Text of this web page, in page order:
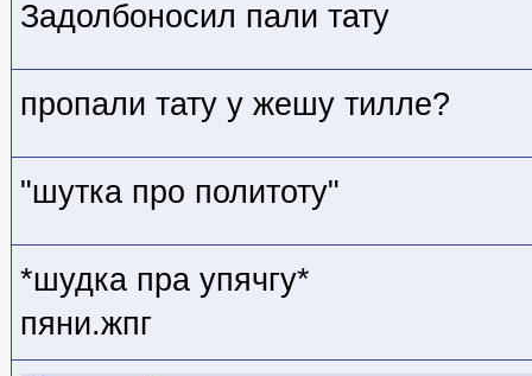
Задолбоносил пали тату
пропали тату у жешу тилле?
"шутка про политоту"
*шудка пра упячгу*
пяни.жпг